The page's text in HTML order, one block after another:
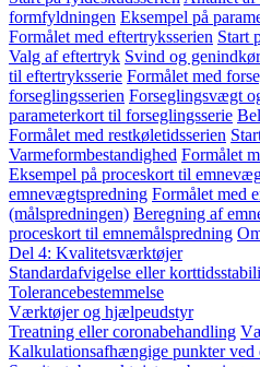
formfyldningen Eksempel på
Formålet med eftertryksserien Start
Valg af eftertryk Svind og
til eftertryksserie Formålet med
forseglingsserien Forseglingsvægt
parameterkort til forseglingsserie
Formålet med restkøletidsserien
Varmeformbestandighed Formålet
Eksempel på proceskort til
emnevægtspredning Formålet med
(målspredningen) Beregning af
proceskort til emnemålspredning
Del 4: Kvalitetsværktøjer
Standardafvigelse eller
Tolerancebestemmelse
Værktøjer og hjælpeudstyr
Treatning eller coronabehandling
Kalkulationsafhængige punkter